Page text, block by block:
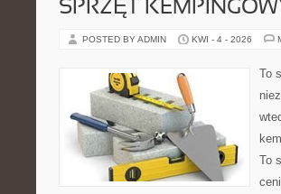
SPRZĘT
POSTED BY ADMIN KWI - 4 - 2026
To
To